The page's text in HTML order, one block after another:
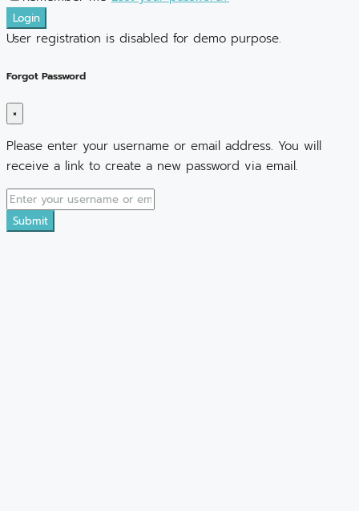
Login
User registration is disabled for demo purpose.
Forgot Password
×
Please enter your username or email address. You will
receive a link to create a new password via email.
Submit